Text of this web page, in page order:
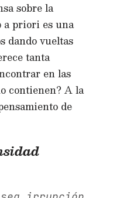
sobre la
a priori es una
dando vueltas
tanta
en las
contienen? A la
de